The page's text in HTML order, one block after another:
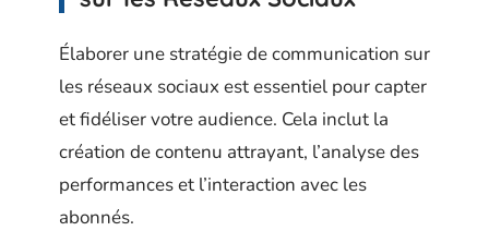
Élaborer une stratégie de communication sur
les réseaux sociaux est essentiel pour capter
et fidéliser votre audience. Cela inclut la
création de contenu attrayant, l’analyse des
performances et l’interaction avec les
abonnés.